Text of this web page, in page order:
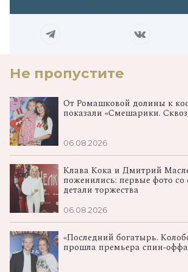
Не пропустите
От Ромашковой долины к
показали «Смешарики.
06.08.2026
Клава Кока и Дмитрий
поженились: первые фото со
детали торжества
06.08.2026
«Последний богатырь.
прошла премьера